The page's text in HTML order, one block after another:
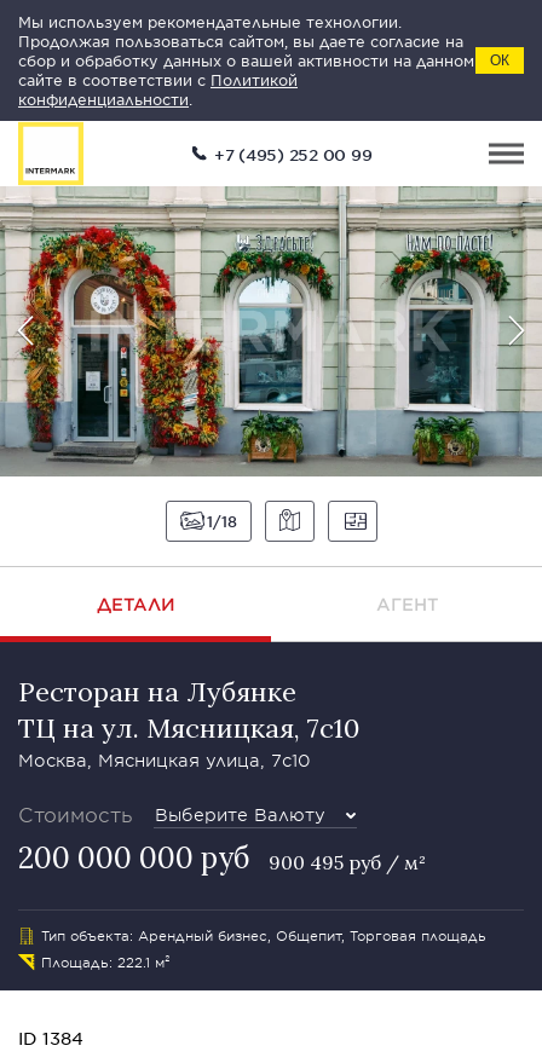
Мы используем рекомендательные технологии.
Продолжая пользоваться сайтом, вы даете согласие на
сбор и обработку данных о вашей активности на данном
сайте в соответствии с Политикой
конфиденциальности
ОК
+7 (495) 252 00 99
1 18
ДЕТАЛИ АГЕНТ
Ресторан на Лубянке
ТЦ на ул. Мясницкая, 7с10
Москва, Мясницкая улица, 7с10
Стоимость Выберите Валюту
200 000 000 руб 900 495 руб / м²
Тип объекта: Арендный бизнес, Общепит, Торговая площадь
Площадь: 222.1 м²
ID 1384